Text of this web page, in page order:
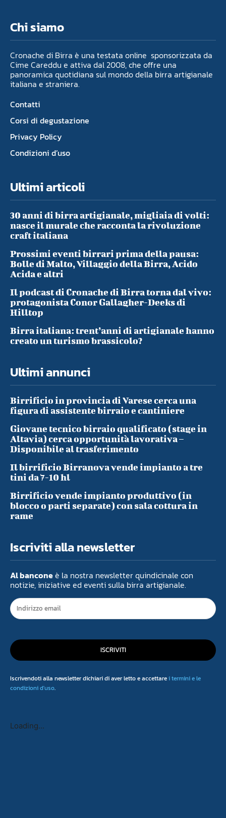
Chi siamo
Cronache di Birra è una testata online sponsorizzata da
Cime Careddu e attiva dal 2008, che offre una
panoramica quotidiana sul mondo della birra artigianale
italiana e straniera.
Contatti
Corsi di degustazione
Privacy Policy
Condizioni d’uso
Ultimi articoli
30 anni di birra artigianale, migliaia di volti:
nasce il murale che racconta la rivoluzione
craft italiana
Prossimi eventi birrari prima della pausa:
Bolle di Malto, Villaggio della Birra, Acido
Acida e altri
Il podcast di Cronache di Birra torna dal vivo:
protagonista Conor Gallagher-Deeks di
Hilltop
Birra italiana: trent’anni di artigianale hanno
creato un turismo brassicolo?
Ultimi annunci
Birrificio in provincia di Varese cerca una
figura di assistente birraio e cantiniere
Giovane tecnico birraio qualificato (stage in
Altavia) cerca opportunità lavorativa –
Disponibile al trasferimento
Il birrificio Birranova vende impianto a tre
tini da 7-10 hl
Birrificio vende impianto produttivo (in
blocco o parti separate) con sala cottura in
rame
Iscriviti alla newsletter
Al banconeè la nostra newsletter quindicinale con
notizie, iniziative ed eventi sulla birra artigianale.
ISCRIVITI
Iscrivendoti alla newsletter dichiari di aver letto e accettarei termini e le
condizioni d'uso.
Loading...